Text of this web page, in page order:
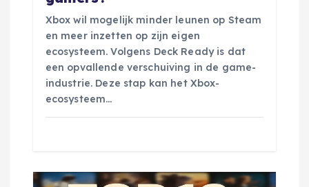
Xbox wil mogelijk minder leunen op Steam
en meer inzetten op zijn eigen
ecosysteem. Volgens Deck Ready is dat
een opvallende verschuiving in de game-
industrie. Deze stap kan het Xbox-
ecosysteem…